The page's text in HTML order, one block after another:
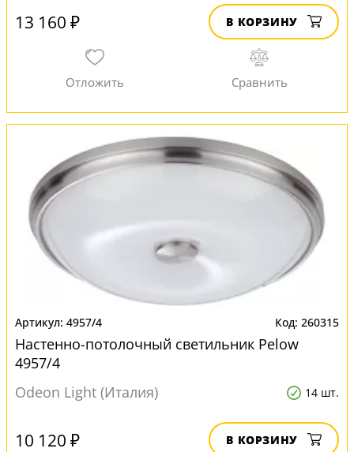
13 160 ₽ В КОРЗИНУ
4957/4 260315
Настенно-потолочный светильник Pelow
4957/4
Odeon Light (Италия)
14 шт.
10 120 ₽ В КОРЗИНУ